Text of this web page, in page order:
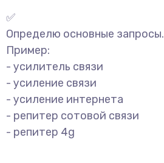
✅
Определю основные запросы.
Пример:
- усилитель связи
- усиление связи
- усиление интернета
- репитер сотовой связи
- репитер 4g